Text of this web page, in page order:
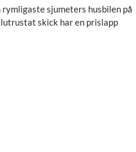
sjumeters husbilen på
skick har en prislapp